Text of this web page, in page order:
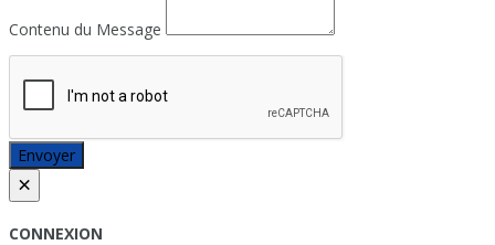
Contenu du Message
Envoyer
×
CONNEXION